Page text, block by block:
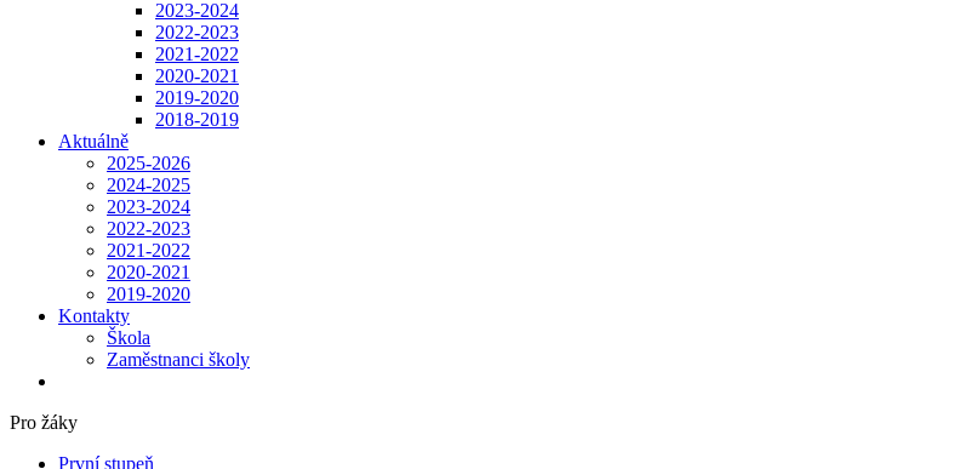
2023-2024
2022-2023
2021-2022
2020-2021
2019-2020
2018-2019
Aktuálně
2025-2026
2024-2025
2023-2024
2022-2023
2021-2022
2020-2021
2019-2020
Kontakty
Škola
Zaměstnanci školy
Pro žáky
První stupeň